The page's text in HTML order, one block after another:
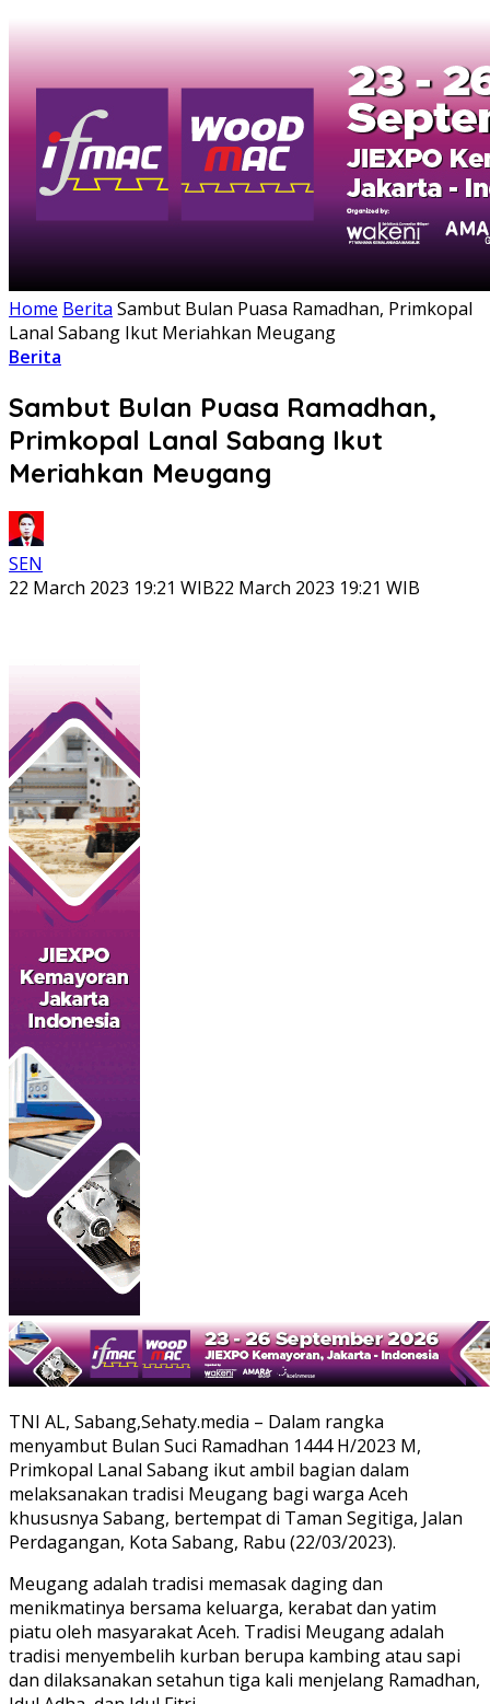
Home Berita Sambut Bulan Puasa Ramadhan, Primkopal
Lanal Sabang Ikut Meriahkan Meugang
Berita
Sambut Bulan Puasa Ramadhan,
Primkopal Lanal Sabang Ikut
Meriahkan Meugang
SEN
22 March 2023 19:21 WIB22 March 2023 19:21 WIB
TNI AL, Sabang,Sehaty.media – Dalam rangka
menyambut Bulan Suci Ramadhan 1444 H/2023 M,
Primkopal Lanal Sabang ikut ambil bagian dalam
melaksanakan tradisi Meugang bagi warga Aceh
khususnya Sabang, bertempat di Taman Segitiga, Jalan
Perdagangan, Kota Sabang, Rabu (22/03/2023).
Meugang adalah tradisi memasak daging dan
menikmatinya bersama keluarga, kerabat dan yatim
piatu oleh masyarakat Aceh. Tradisi Meugang adalah
tradisi menyembelih kurban berupa kambing atau sapi
dan dilaksanakan setahun tiga kali menjelang Ramadhan,